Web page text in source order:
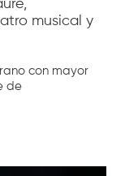
musical y
con mayor
de